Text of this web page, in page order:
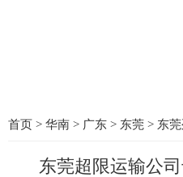
首页 > 华南 > 广东 > 东莞 > 东
东莞超限运输公